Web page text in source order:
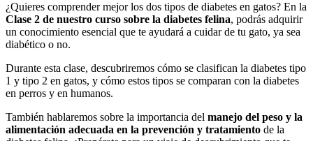
¿Quieres comprender mejor los dos tipos de diabetes en gatos? En la
Clase 2 de nuestro curso sobre la diabetes felina, podrás adquirir
un conocimiento esencial que te ayudará a cuidar de tu gato, ya sea
diabético o no.
Durante esta clase, descubriremos cómo se clasifican la diabetes tipo
1 y tipo 2 en gatos, y cómo estos tipos se comparan con la diabetes
en perros y en humanos.
También hablaremos sobre la importancia del manejo del peso y la
alimentación adecuada en la prevención y tratamiento de la